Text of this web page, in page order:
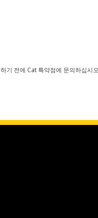
기 전에 Cat 특약점에 문의하십시